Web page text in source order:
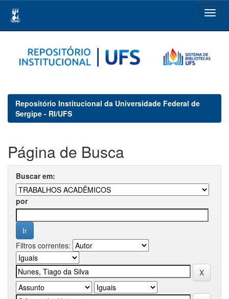
navigation
Repositório Institucional da Universidade Federal de
Sergipe - RI/UFS
Página de Busca
Buscar em:
por
Filtros correntes: